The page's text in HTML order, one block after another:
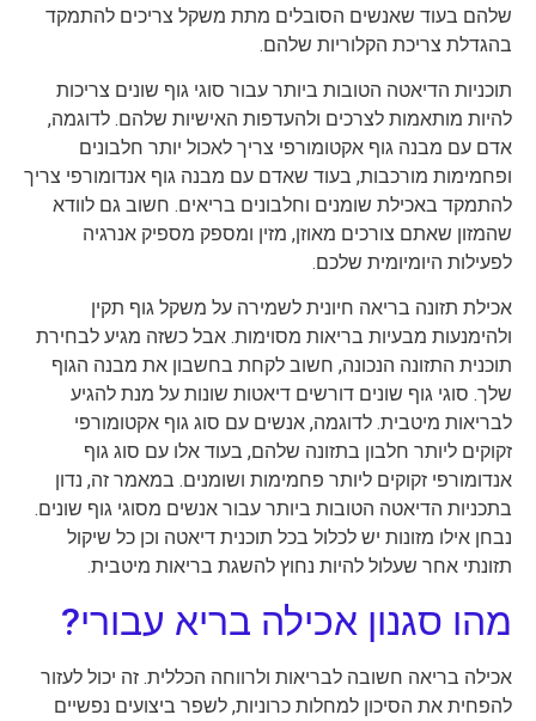
שלהם בעוד שאנשים הסובלים מתת משקל צריכים להתמקד
בהגדלת צריכת הקלוריות שלהם.
תוכניות הדיאטה הטובות ביותר עבור סוגי גוף שונים צריכות
להיות מותאמות לצרכים ולהעדפות האישיות שלהם. לדוגמה,
אדם עם מבנה גוף אקטומורפי צריך לאכול יותר חלבונים
ופחמימות מורכבות, בעוד שאדם עם מבנה גוף אנדומורפי צריך
להתמקד באכילת שומנים וחלבונים בריאים. חשוב גם לוודא
שהמזון שאתם צורכים מאוזן, מזין ומספק מספיק אנרגיה
לפעילות היומיומית שלכם.
אכילת תזונה בריאה חיונית לשמירה על משקל גוף תקין
ולהימנעות מבעיות בריאות מסוימות. אבל כשזה מגיע לבחירת
תוכנית התזונה הנכונה, חשוב לקחת בחשבון את מבנה הגוף
שלך. סוגי גוף שונים דורשים דיאטות שונות על מנת להגיע
לבריאות מיטבית. לדוגמה, אנשים עם סוג גוף אקטומורפי
זקוקים ליותר חלבון בתזונה שלהם, בעוד אלו עם סוג גוף
אנדומורפי זקוקים ליותר פחמימות ושומנים. במאמר זה, נדון
בתכניות הדיאטה הטובות ביותר עבור אנשים מסוגי גוף שונים.
נבחן אילו מזונות יש לכלול בכל תוכנית דיאטה וכן כל שיקול
תזונתי אחר שעלול להיות נחוץ להשגת בריאות מיטבית.
מהו סגנון אכילה בריא עבורי?
אכילה בריאה חשובה לבריאות ולרווחה הכללית. זה יכול לעזור
להפחית את הסיכון למחלות כרוניות, לשפר ביצועים נפשיים